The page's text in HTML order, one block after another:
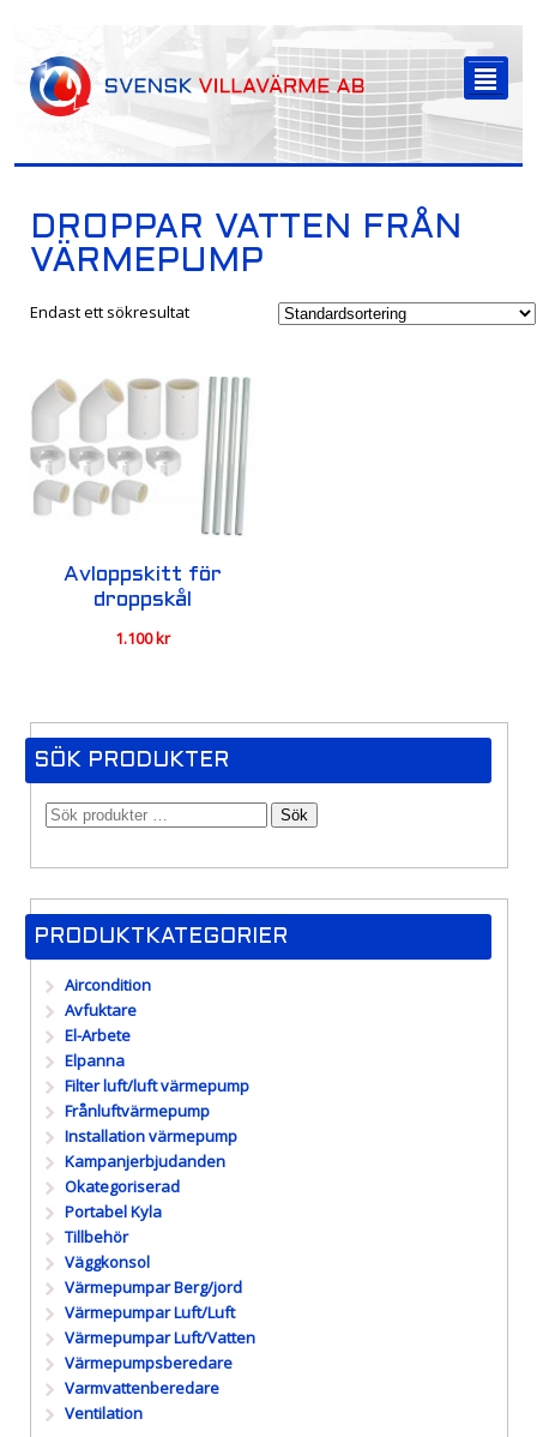
²
DROPPAR VATTEN FRÅN
VÄRMEPUMP
Endast ett sökresultat
Avloppskitt för
droppskål
1.100kr
SÖK PRODUKTER
Sök
PRODUKTKATEGORIER
Aircondition
Avfuktare
El-Arbete
Elpanna
Filter luft/luft värmepump
Frånluftvärmepump
Installation värmepump
Kampanjerbjudanden
Okategoriserad
Portabel Kyla
Tillbehör
Väggkonsol
Värmepumpar Berg/jord
Värmepumpar Luft/Luft
Värmepumpar Luft/Vatten
Värmepumpsberedare
Varmvattenberedare
Ventilation